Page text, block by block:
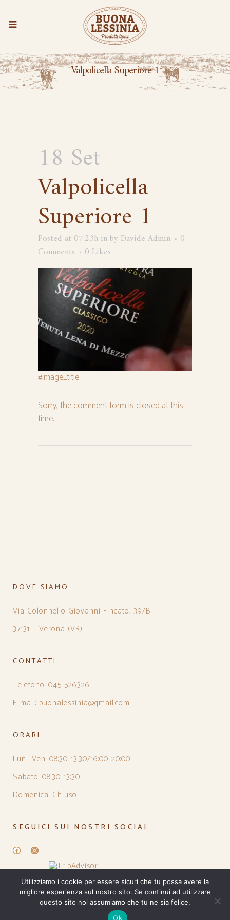
Valpolicella Superiore 1
18 Set
Valpolicella
Superiore 1
Posted at 07:23h inby Davide Admin
0
Comments
0 Likes
#image_title
Sorry, the comment form is closed at this
time.
DOVE SIAMO
Via Colonnello Giovanni Fincato, 39/B
37131 – Verona (VR)
CONTATTI
Telefono: 045 526326
E-mail: buonalessinia@gmail.com
ORARI
Lun -Ven: 08:30-13:30/16:00-20:00
Sabato: 08:30-13:30
Domenica: Chiuso
SEGUICI SUI NOSTRI SOCIAL
FacebookInstagram
Utilizziamo i cookie per essere sicuri che tu possa avere la
migliore esperienza sul nostro sito. Se continui ad utilizzare
questo sito noi assumiamo che tu ne sia felice.
Ok